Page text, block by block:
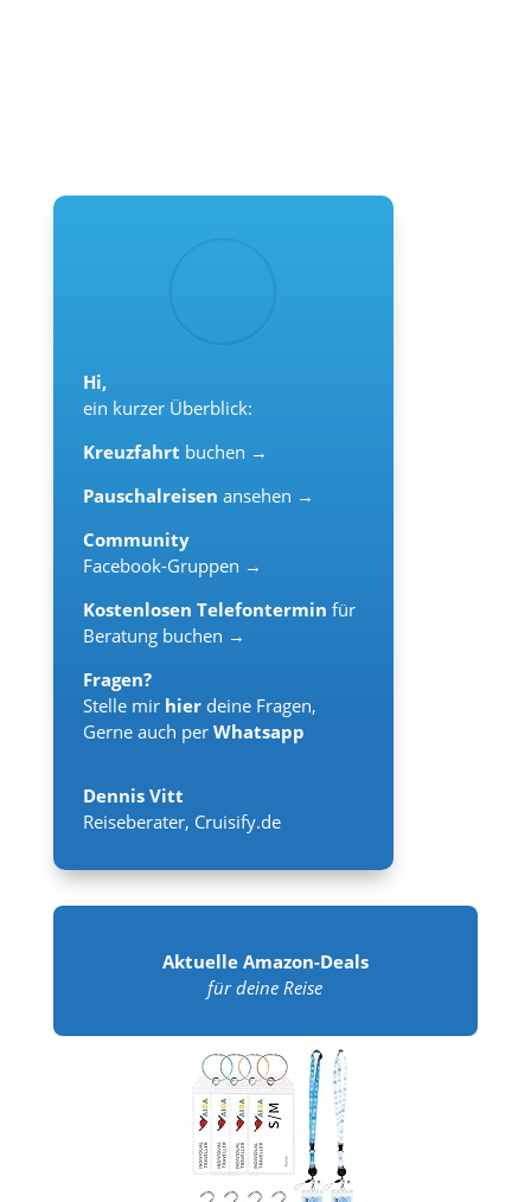
Hi,
ein kurzer Überblick:
Kreuzfahrt buchen →
Pauschalreisen ansehen →
Community
Facebook-Gruppen →
Kostenlosen Telefontermin für
Beratung buchen →
Fragen?
Stelle mir hier deine Fragen,
Gerne auch per Whatsapp
Dennis Vitt
Reiseberater, Cruisify.de
Aktuelle Amazon-Deals
für deine Reise